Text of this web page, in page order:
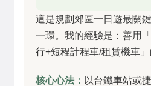
這是規劃郊區一日遊最關
一環。我的經驗是：善用
行+短程計程車/租賃機車」
核心心法： 以台鐵車站或